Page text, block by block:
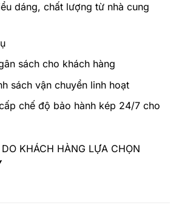
dáng, chất lượng từ nhà cung
sách cho khách hàng
sách vận chuyển linh hoạt
chế độ bảo hành kép 24/7 cho
KHÁCH HÀNG LỰA CHỌN